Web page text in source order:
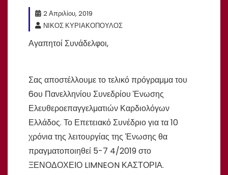
2 Απριλίου, 2019
ΝΙΚΟΣ ΚΥΡΙΑΚΟΠΟΥΛΟΣ
Αγαπητοί Συνάδελφοι,
Σας αποστέλλουμε το τελικό πρόγραμμα του
6ου Πανελληνίου Συνεδρίου Ένωσης
Ελευθεροεπαγγελματιών Καρδιολόγων
Ελλάδος. Το Επετειακό Συνέδριο για τα 10
χρόνια της λειτουργίας της Ένωσης θα
πραγματοποιηθεί 5-7 4/2019 στο
ΞΕΝΟΔΟΧΕΙΟ LIMNEON ΚΑΣΤΟΡΙΑ.